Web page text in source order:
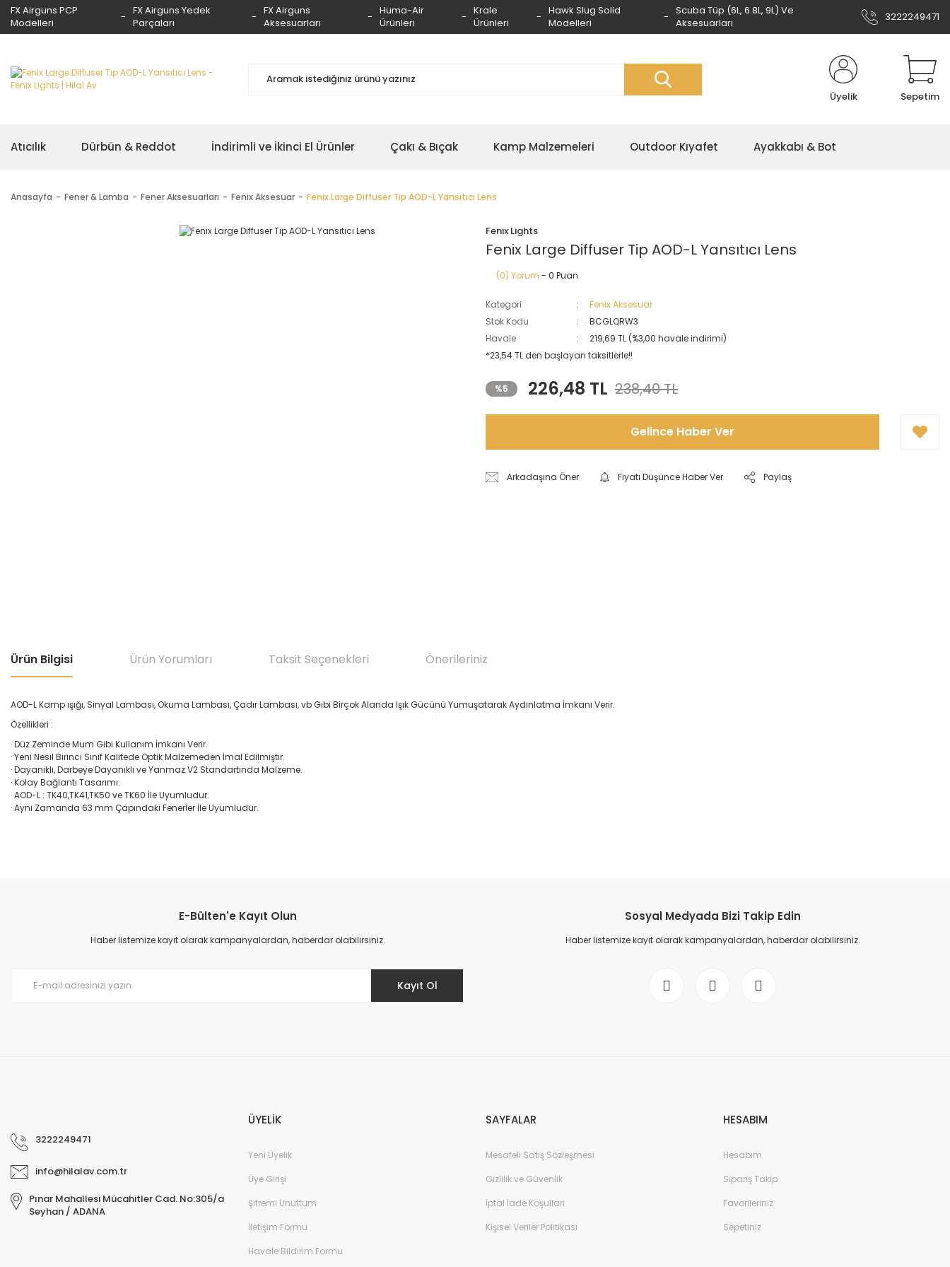
FX Airguns PCP
Modelleri
FX Airguns Yedek
Parçaları
FX Airguns
Aksesuarları
Huma-Air
Ürünleri
Krale
Ürünleri
Hawk Slug Solid
Modelleri
Scuba Tüp (6L, 6.8L, 9L) Ve
Aksesuarları
3222249471
Üyelik Sepetim
Atıcılık Dürbün & Reddot İndirimli ve İkinci El Ürünler Çakı & Bıçak Kamp Malzemeleri Outdoor Kıyafet Ayakkabı & Bot
Anasayfa Fener & Lamba Fener Aksesuarları Fenix Aksesuar Fenix Large Diffuser Tip AOD-L Yansıtıcı Lens
Fenix Lights
Fenix Large Diffuser Tip AOD-L Yansıtıcı Lens
(0) Yorum - 0 Puan
Kategori
Fenix Aksesuar
Stok Kodu
BCGLQRW3
Havale
219,69 TL (%3,00 havale indirimi)
*23,54 TL den başlayan taksitlerle!!
%5 226,48 TL 238,40 TL
Gelince Haber Ver
Arkadaşına Öner Fiyatı Düşünce Haber Ver Paylaş
Ürün Bilgisi Ürün Yorumları Taksit Seçenekleri Önerileriniz
AOD-L Kamp ışığı, Sinyal Lambası, Okuma Lambası, Çadır Lambası, vb Gibi Birçok Alanda Işık Gücünü Yumuşatarak Aydınlatma İmkanı Verir.
Özellikleri :
· Düz Zeminde Mum Gibi Kullanım İmkanı Verir.
· Yeni Nesil Birinci Sınıf Kalitede Optik Malzemeden İmal Edilmiştir.
· Dayanıklı, Darbeye Dayanıklı ve Yanmaz V2 Standartında Malzeme.
· Kolay Bağlantı Tasarımı.
· AOD-L : TK40,TK41,TK50 ve TK60 İle Uyumludur.
· Aynı Zamanda 63 mm Çapındaki Fenerler İle Uyumludur.
Ürün resmi kalitesiz, bozuk veya görüntülenemiyor.
Ürün açıklamasında eksik bilgiler bulunuyor.
E-Bülten'e Kayıt Olun
Haber listemize kayıt olarak kampanyalardan, haberdar olabilirsiniz.
Kayıt Ol
Sosyal Medyada Bizi Takip Edin
Haber listemize kayıt olarak kampanyalardan, haberdar olabilirsiniz.
3222249471
info@hilalav.com.tr
Pınar Mahallesi Mücahitler Cad. No:305/a
Seyhan / ADANA
ÜYELİK
Yeni Üyelik
Üye Girişi
Şifremi Unuttum
İletişim Formu
Havale Bildirim Formu
SAYFALAR
Mesafeli Satış Sözleşmesi
Gizlilik ve Güvenlik
İptal İade Koşullari
Kişisel Veriler Politikası
HESABIM
Hesabım
Sipariş Takip
Favorileriniz
Sepetiniz